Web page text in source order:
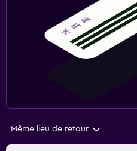
Même lieu de retour